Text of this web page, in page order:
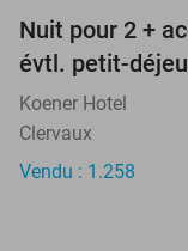
Nuit pour 2 +
évtl. petit-
Koener Hotel
Clervaux
Vendu : 1.258